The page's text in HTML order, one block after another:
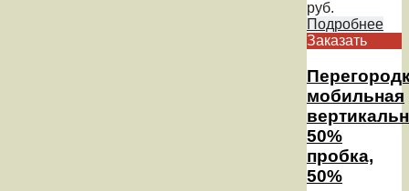
руб.
Подробнее
Заказать
мобильная
50%
пробка,
50%